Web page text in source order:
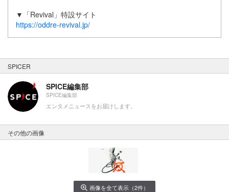
▼「Revival」特設サイト
https://oddre-revival.jp/
SPICER
SPICE編集部
SPICE編集部
エンタメニュースをお届けします。
その他の画像
画像を全て表示（2件）